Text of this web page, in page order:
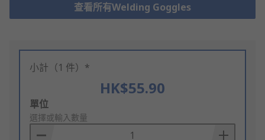
查看所有Welding Goggles
小計（1 件）*
HK$55.90
Add
to
Basket
單位
選擇或輸入數量